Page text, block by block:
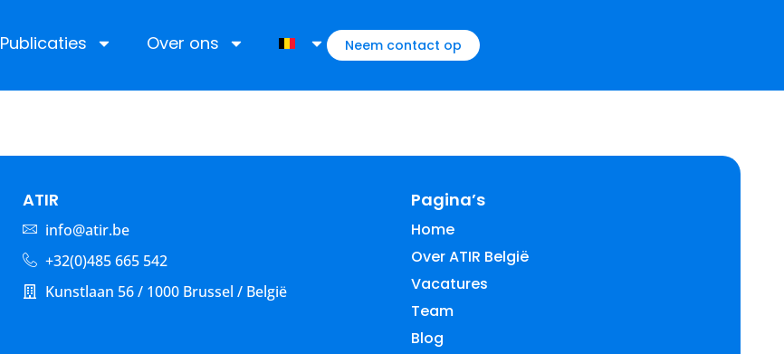
Publicaties Over ons Neem contact op
ATIR
info@atir.be
+32(0)485 665 542
Kunstlaan 56 / 1000 Brussel / België
Pagina’s
Home
Over ATIR België
Vacatures
Team
Blog